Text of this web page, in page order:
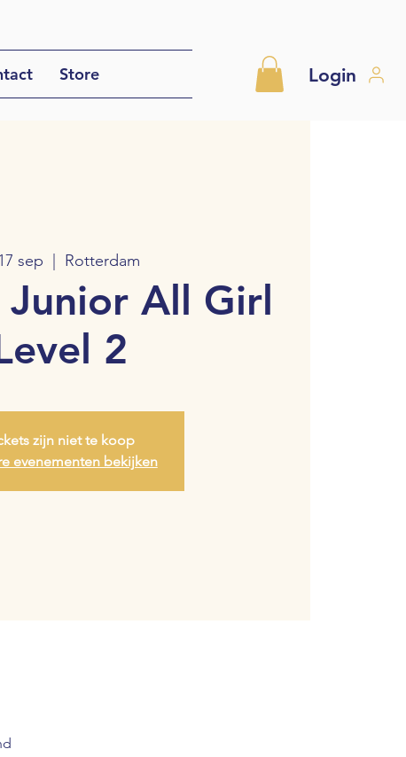
Store Login
sep Rotterdam
Junior All Girl
2
zijn niet te koop
evenementen bekijken